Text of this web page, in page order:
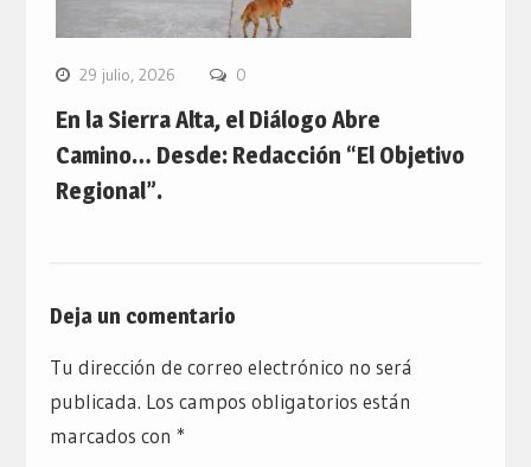
29 julio, 2026 0
En la Sierra Alta, el Diálogo Abre
Camino… Desde: Redacción “El Objetivo
Regional”.
Deja un comentario
Tu dirección de correo electrónico no será
publicada. Los campos obligatorios están
marcados con *